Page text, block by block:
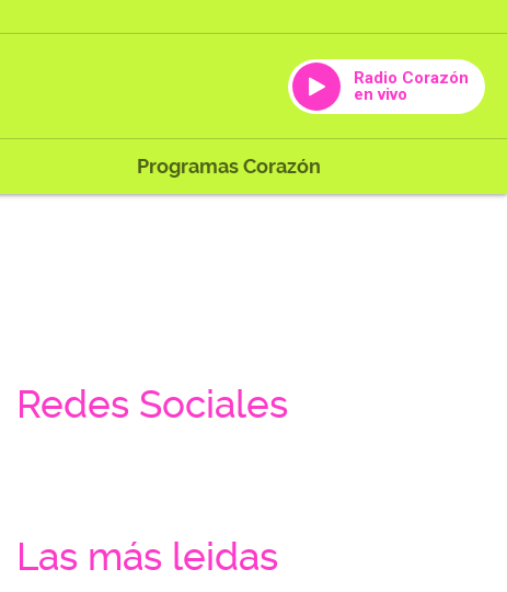
Radio Corazón
en vivo
Programas Corazón
Redes Sociales
Las más leidas